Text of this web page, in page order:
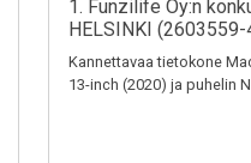
1. Funzilife Oy:n
HELSINKI (2603559-
Kannettavaa tietokone
13-inch (2020) ja puhelin